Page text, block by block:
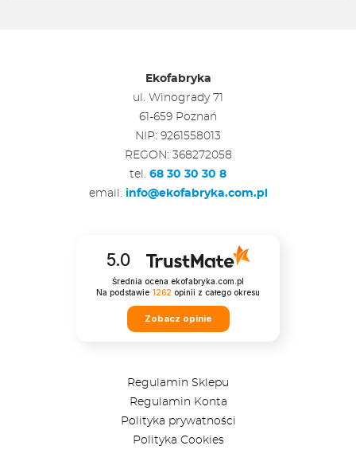
Ekofabryka
ul. Winogrady 71
61-659 Poznań
NIP: 9261558013
REGON: 368272058
tel. 68 30 30 30 8
email. info@ekofabryka.com.pl
5.0
Średnia ocena ekofabryka.com.pl
Na podstawie 1262 opinii z całego okresu
Zobacz opinie
Regulamin Sklepu
Regulamin Konta
Polityka prywatności
Polityka Cookies